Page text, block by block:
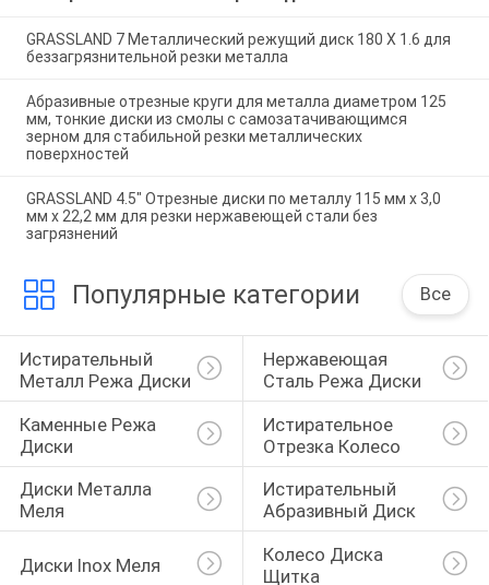
GRASSLAND 7 Металлический режущий диск 180 X 1.6 для
беззагрязнительной резки металла
Абразивные отрезные круги для металла диаметром 125
мм, тонкие диски из смолы с самозатачивающимся
зерном для стабильной резки металлических
поверхностей
GRASSLAND 4.5" Отрезные диски по металлу 115 мм x 3,0
мм x 22,2 мм для резки нержавеющей стали без
загрязнений
Популярные категории Все
Истирательный
Металл Режа Диски
Нержавеющая
Сталь Режа Диски
Каменные Режа
Диски
Истирательное
Отрезка Колесо
Диски Металла
Меля
Истирательный
Абразивный Диск
Диски Inox Меля
Колесо Диска
Щитка